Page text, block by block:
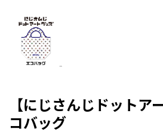
【にじさんじドットア
コバッグ